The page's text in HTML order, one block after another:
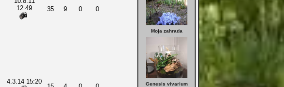
Moja zahrada
Genesis vivarium
12:49
35 9 0 0
4.3.14 15:20